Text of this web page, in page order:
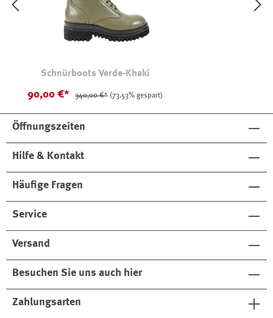
Schnürboots Verde-Khaki
90,00 €* 340,00 €* (73.53% gespart)
Öffnungszeiten
Hilfe & Kontakt
Häufige Fragen
Service
Versand
Besuchen Sie uns auch hier
Zahlungsarten